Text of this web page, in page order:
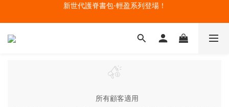
🔥今夏最夯 Pokémon 寶可夢書包現貨熱賣中！開心迎接新學期！
新世代護脊書包-輕盈系列登場！
開學裝備大作戰！購買指定款護脊書包就送補習袋+零錢包
所有顧客適用